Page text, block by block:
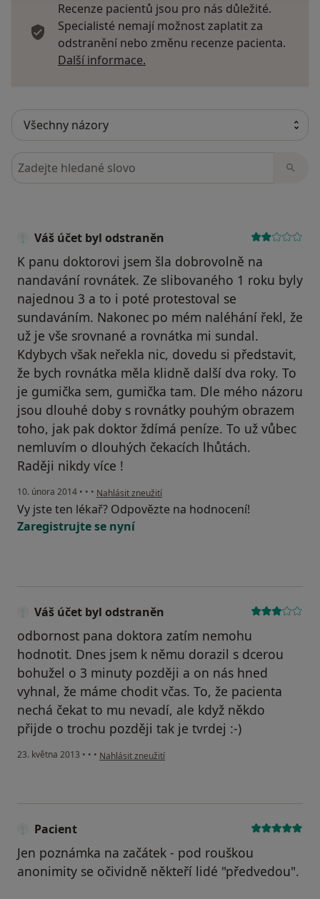
Recenze pacientů jsou pro nás důležité.
Specialisté nemají možnost zaplatit za
odstranění nebo změnu recenze pacienta.
Další informace.
Hledejte v názorech
Váš účet byl odstraněn
K panu doktorovi jsem šla dobrovolně na
nandavání rovnátek. Ze slibovaného 1 roku byly
najednou 3 a to i poté protestoval se
sundaváním. Nakonec po mém naléhání řekl, že
už je vše srovnané a rovnátka mi sundal.
Kdybych však neřekla nic, dovedu si představit,
že bych rovnátka měla klidně další dva roky. To
je gumička sem, gumička tam. Dle mého názoru
jsou dlouhé doby s rovnátky pouhým obrazem
toho, jak pak doktor ždímá peníze. To už vůbec
nemluvím o dlouhých čekacích lhůtách.
Raději nikdy více !
10. února 2014 • • • podle názoru uživatele Váš účet byl odstraněn
Nahlásit zneužití
Vy jste ten lékař? Odpovězte na hodnocení!
Zaregistrujte se nyní
Váš účet byl odstraněn
odbornost pana doktora zatím nemohu
hodnotit. Dnes jsem k němu dorazil s dcerou
bohužel o 3 minuty později a on nás hned
vyhnal, že máme chodit včas. To, že pacienta
nechá čekat to mu nevadí, ale když někdo
přijde o trochu později tak je tvrdej :-)
23. května 2013 • • • podle názoru uživatele Váš účet byl odstraněn
Nahlásit zneužití
Pacient
Jen poznámka na začátek - pod rouškou
anonimity se očividně někteří lidé "předvedou".